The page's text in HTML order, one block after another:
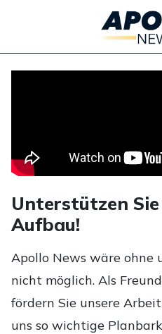
Unterstützen
Aufbau!
Apollo News wäre ohne
nicht möglich. Als
fördern Sie unsere
uns so wichtige